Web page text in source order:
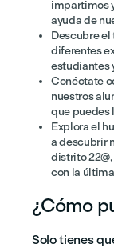
impartimos
ayuda de
Descubre
diferentes
estudiantes
Conéctate
nuestros
que puedes
Explora el
a descubrir
distrito
con la
¿Cómo
Solo tienes